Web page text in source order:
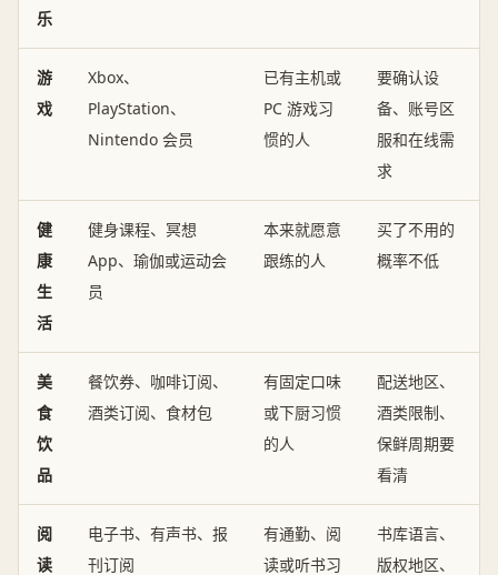
乐
游
戏
Xbox、
PlayStation、
Nintendo 会员
已有主机或
PC 游戏习
惯的人
要确认设
备、账号区
服和在线需
求
健
康
生
活
健身课程、冥想
App、瑜伽或运动会
员
本来就愿意
跟练的人
买了不用的
概率不低
美
食
饮
品
餐饮券、咖啡订阅、
酒类订阅、食材包
有固定口味
或下厨习惯
的人
配送地区、
酒类限制、
保鲜周期要
看清
阅
读
电子书、有声书、报
刊订阅
有通勤、阅
读或听书习
书库语言、
版权地区、